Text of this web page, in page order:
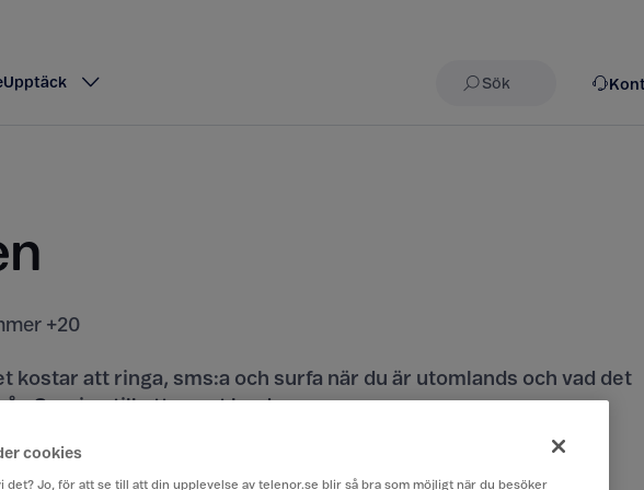
Upptäck
Sök
+20
kostar att ringa, sms:a och surfa när du är utomlands och vad det
Sverige till ett annat land.
här
cookies
det? Jo, för att se till att din upplevelse av telenor.se blir så bra som möjligt när du besöker